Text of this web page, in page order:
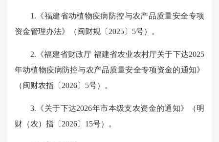
1.《福建省动植物疫病防控与农产品质量安全专项
资金管理办法》（闽财规〔2025〕5号）。
2.《福建省财政厅 福建省农业农村厅关于下达2025
年动植物疫病防控与农产品质量安全专项资金的通知》
（闽财农指〔2026〕5号）。
3.《关于下达2026年市本级支农资金的通知》（明
财（农）指〔2026〕15号）。